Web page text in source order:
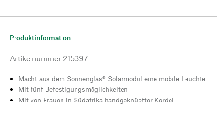
Produktinformation
Artikelnummer 215397
Macht aus dem Sonnenglas®-Solarmodul eine mobile Leuchte
Mit fünf Befestigungsmöglichkeiten
Mit von Frauen in Südafrika handgeknüpfter Kordel